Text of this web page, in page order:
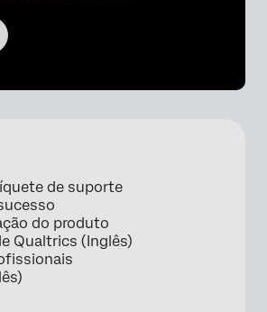
de suporte
do produto
Qualtrics (Inglês)